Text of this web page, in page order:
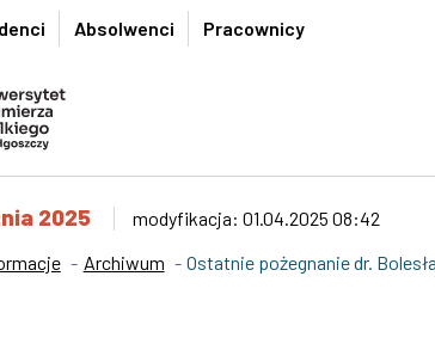
Absolwenci Pracownicy
2025
modyfikacja: 01.04.2025 08:42
Archiwum Ostatnie pożegnanie dr.